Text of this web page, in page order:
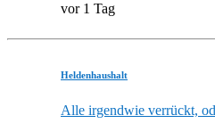
vor 1 Tag
Heldenhaushalt
Alle irgendwie verrückt,